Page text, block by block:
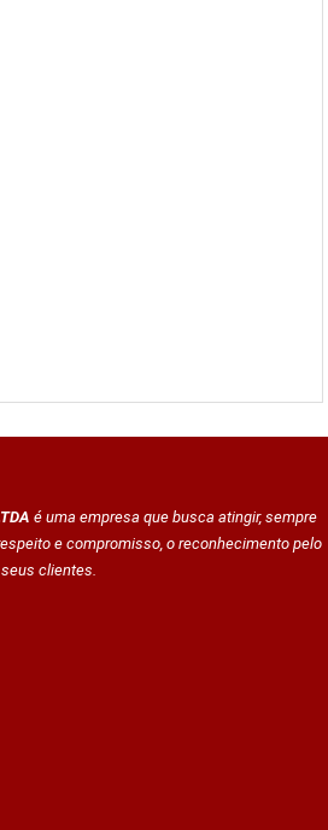
é uma empresa que busca atingir, sempre
e compromisso, o reconhecimento pelo
clientes.